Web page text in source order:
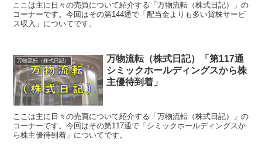
ここは主に日々の売買について紹介する「万物流転（株式日記）」の
コーナーです。今回はその第144通で「配当金よりも多い貸株サービ
ス収入」についてです。
万物流転（株式日記）
万物流転（株式日記）「第117通
シミックホールディングスから株
主優待到着」
ここは主に日々の売買について紹介する「万物流転（株式日記）」の
コーナーです。今回はその第117通で「シミックホールディングスか
ら株主優待到着」についてです。